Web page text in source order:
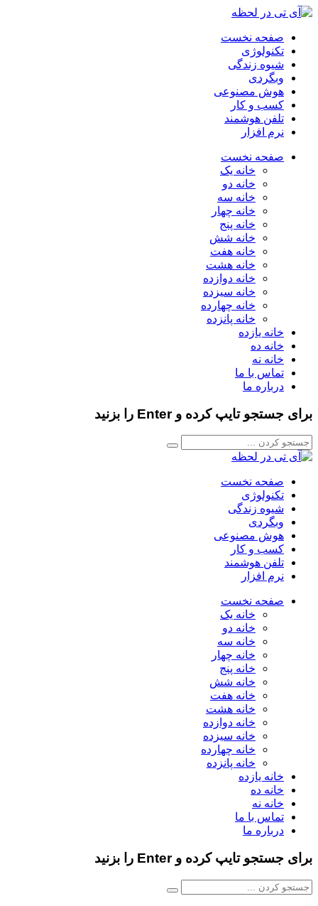
صفحه نخست
تکنولوژی
شیوه زندگی
وبگردی
هوش مصنوعی
کسب و کار
تلفن هوشمند
نرم افزار
صفحه نخست
خانه یک
خانه دو
خانه سه
خانه چهار
خانه پنج
خانه شش
خانه هفت
خانه هشت
خانه دوازده
خانه سیزده
خانه چهارده
خانه پانزده
خانه یازده
خانه ده
خانه نه
تماس با ما
درباره ما
برای جستجو تایپ کرده و Enter را بزنید
صفحه نخست
تکنولوژی
شیوه زندگی
وبگردی
هوش مصنوعی
کسب و کار
تلفن هوشمند
نرم افزار
صفحه نخست
خانه یک
خانه دو
خانه سه
خانه چهار
خانه پنج
خانه شش
خانه هفت
خانه هشت
خانه دوازده
خانه سیزده
خانه چهارده
خانه پانزده
خانه یازده
خانه ده
خانه نه
تماس با ما
درباره ما
برای جستجو تایپ کرده و Enter را بزنید